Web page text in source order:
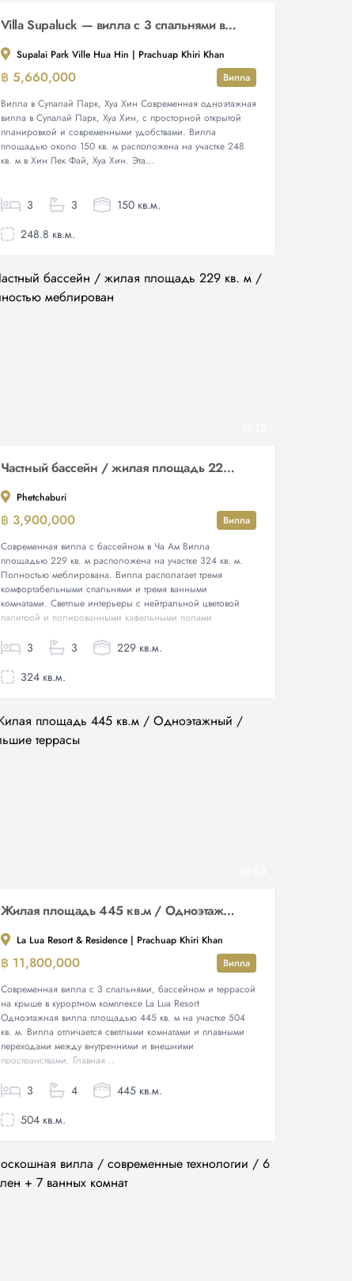
Villa Supaluck — вилла с 3 спальнями в Супалаи Парке, Хуа Хин
Supalai Park Ville Hua Hin | Prachuap Khiri Khan
฿ 5,660,000
Вилла
Вилла в Супалай Парк, Хуа Хин Современная одноэтажная
вилла в Супалай Парк, Хуа Хин, с просторной открытой
планировкой и современными удобствами. Вилла
площадью около 150 кв. м расположена на участке 248
кв. м в Хин Лек Фай, Хуа Хин. Эта...
3 3
150 кв.м.
248.8 кв.м.
Частный бассейн / жилая площадь 229 кв. м / полностью меблирован
Phetchaburi
฿ 3,900,000
Вилла
Современная вилла с бассейном в Ча Ам Вилла
площадью 229 кв. м расположена на участке 324 кв. м.
Полностью меблирована. Вилла располагает тремя
комфортабельными спальнями и тремя ванными
комнатами. Светлые интерьеры с нейтральной цветовой
палитрой и полированными кафельными полами
3 3
229 кв.м.
324 кв.м.
Жилая площадь 445 кв.м / Одноэтажный / Большие террасы
La Lua Resort & Residence | Prachuap Khiri Khan
฿ 11,800,000
Вилла
Современная вилла с 3 спальнями, бассейном и террасой
на крыше в курортном комплексе La Lua Resort
Одноэтажная вилла площадью 445 кв. м на участке 504
кв. м. Вилла отличается светлыми комнатами и плавными
переходами между внутренними и внешними
пространствами. Главная...
3 4
445 кв.м.
504 кв.м.